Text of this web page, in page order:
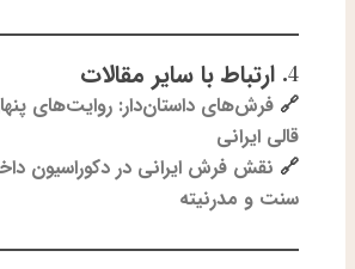
4. ارتباط با سایر مقالات
🔗فرش‌های داستان‌دار: روایت‌های
قالی ایرانی
🔗 نقش فرش ایرانی در دکوراسیون
سنت و مدرنیته